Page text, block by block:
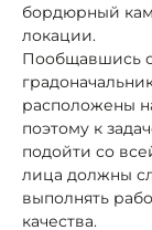
бордюрный
локации.
Пообщавшись
расположены
поэтому к
подойти со
лица должны
выполнять
качества.